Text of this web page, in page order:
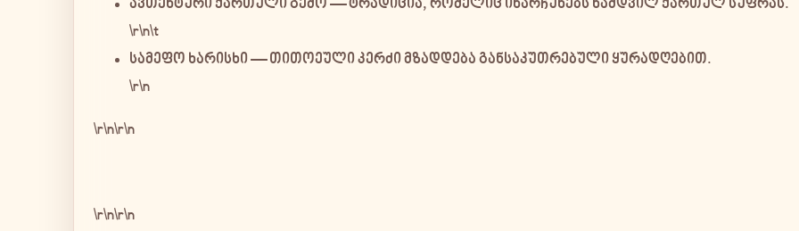
ავთენტური ქართული გემო — ტრადიცია, რომელიც ინარჩუნებს ნამდვილ ქართულ სუფრას.
\r\n\t
სამეფო ხარისხი— თითოეული კერძი მზადდება განსაკუთრებული ყურადღებით.
\r\n
\r\n\r\n
\r\n\r\n